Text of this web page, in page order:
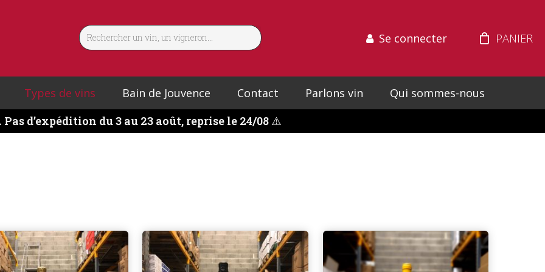
Se connecter
Types de vins Bain de Jouvence Contact Parlons vin
Qui sommes-nous
Pas d’expédition du 3 au 23 août, reprise le 24/08⚠️